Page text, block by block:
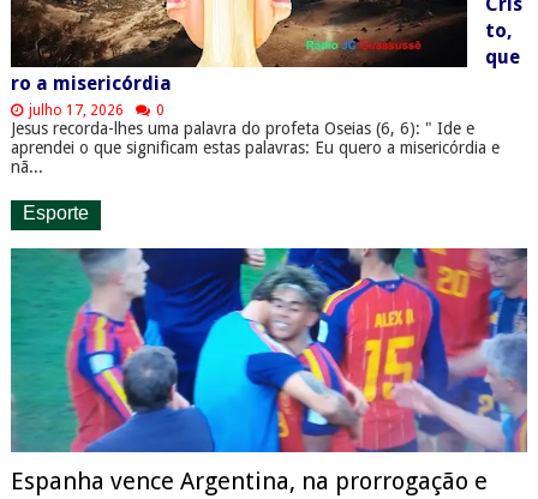
to,
que
ro a misericórdia
julho 17, 2026 0
Jesus recorda-lhes uma palavra do profeta Oseias (6, 6): " Ide e
aprendei o que significam estas palavras: Eu quero a misericórdia e
nã...
Esporte
Espanha vence Argentina, na prorrogação e